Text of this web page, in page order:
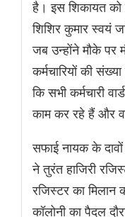
है। इस शिकायत
शिशिर कुमार स्वयं
जब उन्होंने मौके पर
कर्मचारियों की
कि सभी कर्मचारी
काम कर रहे हैं और
सफाई नायक के
ने तुरंत हाजिरी
रजिस्टर का मिलान
कॉलोनी का पैदल